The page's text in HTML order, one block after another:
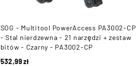
SOG - Multitool PowerAccess PA3002-CP
- Stal nierdzewna - 21 narzędzi + zestaw
bitów - Czarny - PA3002-CP
532,99zł